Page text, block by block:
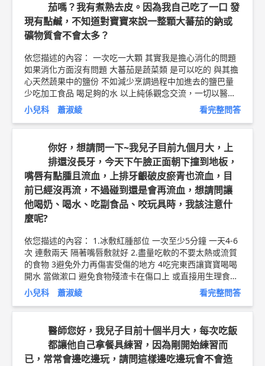
茄嗎？我有煮熟去皮。因為我自己吃了一口 發
現有點鹹，不知道對寶寶來說一整顆大蕃茄的鈉或
礦物質會不會太多？
依您描述的內容： 一次吃一大顆 其實我是擔心消化的問題
如果消化方面沒有問題 大蕃茄是蔬菜類 是可以吃的 與其擔
心天然蔬果中的鹽份 不如減少烹調過程中加進去的鹽巴量
少吃加工食品 喝足夠的水 以上純係觀念交流，一切以醫師
實際看診為準。 台中幼恩小兒科診所 兒科 主治醫師 蕭淑綾
醫師簡介►http://bit.ly/2uZBXqA
小兒科 蕭淑綾 看完整問答
你好，想請問一下~我兒子目前九個月大，上
排還沒長牙，今天下午臉正面朝下撞到地板，
嘴唇有點腫且流血，上排牙齦破皮瘀青也流血，目
前已經沒再流，不過碰到還是會再流血，想請問讓
他喝奶、喝水、吃副食品、咬玩具時，我該注意什
麼呢?
依您描述的內容： 1.冰敷紅腫部位 一次至少5分鐘 一天4-6
次 連敷兩天 隔著嘴唇敷就好 2.盡量吃軟的不要太熱或流質
的食物 3避免外力再傷害受傷的地方 4吃完東西讓寶寶喝喝
開水 當做漱口 避免食物殘渣卡在傷口上 或直接用生理食鹽
水沖洗傷口 5注意傷口紅腫程度是否加劇 甚至有分泌物出現
（表示傷口可能有細菌感染）有的話請立刻就醫 一般若無
產生趕染現象 紅腫約3天會逐漸改善 傷口約一週能慢慢愈合
以上純係觀念交流，一切以醫師實際看診為準。 台中幼恩
小兒科診所 兒科 主治醫師 蕭淑綾 醫師簡介► http://bit.ly/
2uZBXqA 幼兒鈣粉衛教文章 ►http://bit.ly/2PoptRM
小兒科 蕭淑綾 看完整問答
醫師您好，我兒子目前十個半月大，每次吃飯
都讓他自己拿餐具練習，因為剛開始練習而
已，常常會邊吃邊玩，請問這樣邊吃邊玩會不會造